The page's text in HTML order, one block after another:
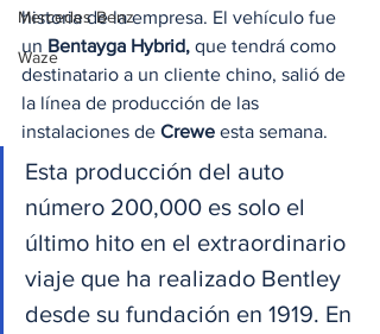
Mercedes Benz
Waze
historia de la empresa. El vehículo fue
un Bentayga Hybrid, que tendrá como
destinatario a un cliente chino, salió de
la línea de producción de las
instalaciones de Crewe esta semana.
Esta producción del auto
número 200,000 es solo el
último hito en el extraordinario
viaje que ha realizado Bentley
desde su fundación en 1919. En